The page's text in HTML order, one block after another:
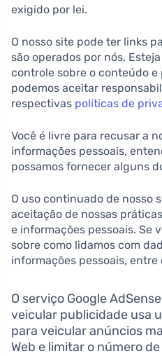
exigido por lei.
O nosso site pode ter links
são operados por nós.
controle sobre o conteúdo e
podemos aceitar
respectivas políticas de
Você é livre para recusar a
informações pessoais,
possamos fornecer alguns
O uso continuado de nosso
aceitação de nossas
e informações pessoais. Se
sobre como lidamos com
informações pessoais,
O serviço Google
veicular publicidade usa
para veicular anúncios
Web e limitar o número